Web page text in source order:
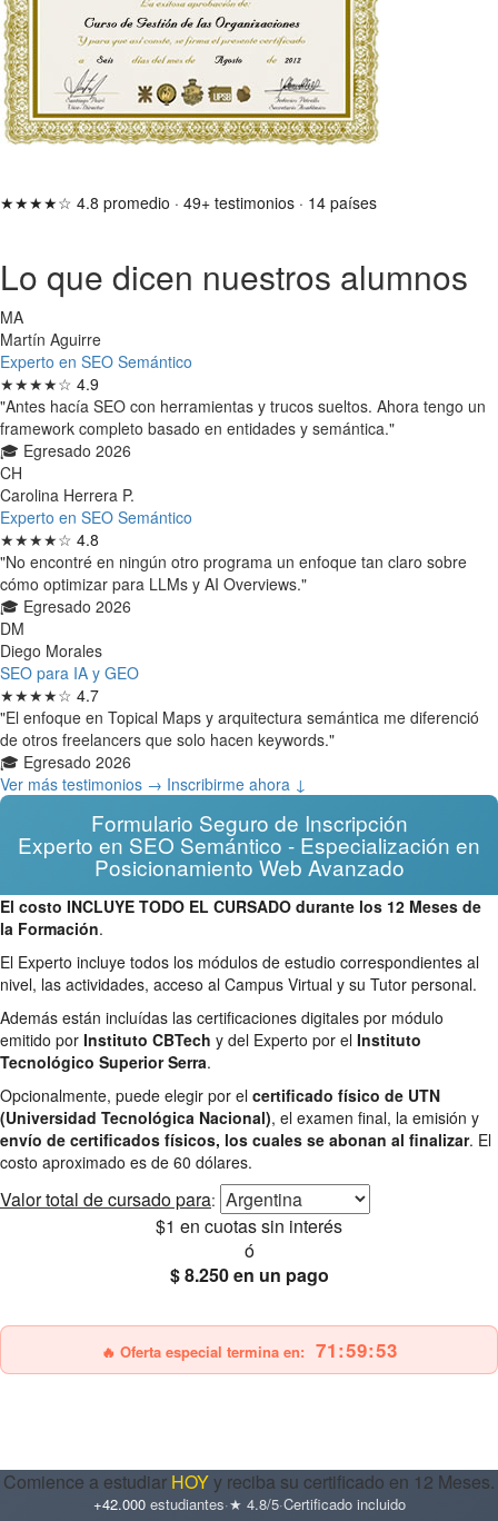
★★★★☆ 4.8 promedio · 49+ testimonios · 14 países
Lo que dicen nuestros alumnos
MA
Martín Aguirre
Experto en SEO Semántico
★★★★☆ 4.9
"Antes hacía SEO con herramientas y trucos sueltos. Ahora tengo un
framework completo basado en entidades y semántica."
🎓 Egresado 2026
CH
Carolina Herrera P.
Experto en SEO Semántico
★★★★☆ 4.8
"No encontré en ningún otro programa un enfoque tan claro sobre
cómo optimizar para LLMs y AI Overviews."
🎓 Egresado 2026
DM
Diego Morales
SEO para IA y GEO
★★★★☆ 4.7
"El enfoque en Topical Maps y arquitectura semántica me diferenció
de otros freelancers que solo hacen keywords."
🎓 Egresado 2026
Ver más testimonios → Inscribirme ahora ↓
Formulario Seguro de Inscripción
Experto en SEO Semántico - Especialización en
Posicionamiento Web Avanzado
El costo INCLUYE TODO EL CURSADO durante los 12 Meses de
la Formación.
El Experto incluye todos los módulos de estudio correspondientes al
nivel, las actividades, acceso al Campus Virtual y su Tutor personal.
Además están incluídas las certificaciones digitales por módulo
emitido por Instituto CBTech y del Experto por el Instituto
Tecnológico Superior Serra.
Opcionalmente, puede elegir por el certificado físico de UTN
(Universidad Tecnológica Nacional), el examen final, la emisión y
envío de certificados físicos, los cuales se abonan al finalizar. El
costo aproximado es de 60 dólares.
Valor total de cursado para:
$1 en cuotas sin interés
ó
$ 8.250en un pago
🔥 Oferta especial termina en: 71:59:51
Comience a estudiar HOYy reciba su certificado en 12 Meses.
+42.000estudiantes·★ 4.8/5·Certificado incluido